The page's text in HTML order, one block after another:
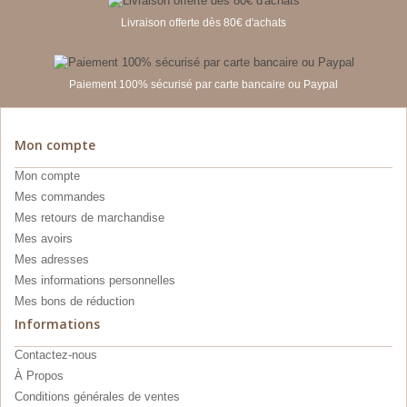
Livraison offerte dès 80€ d'achats
Paiement 100% sécurisé par carte bancaire ou Paypal
Mon compte
Mon compte
Mes commandes
Mes retours de marchandise
Mes avoirs
Mes adresses
Mes informations personnelles
Mes bons de réduction
Informations
Contactez-nous
À Propos
Conditions générales de ventes